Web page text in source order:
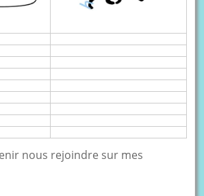
nous rejoindre sur mes